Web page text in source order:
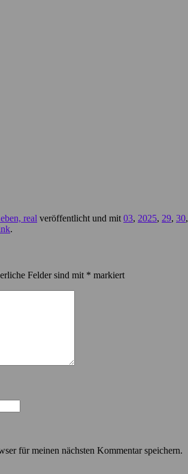
real veröffentlicht und mit 03, 2025, 29, 30,
.
Felder sind mit * markiert
für meinen nächsten Kommentar speichern.